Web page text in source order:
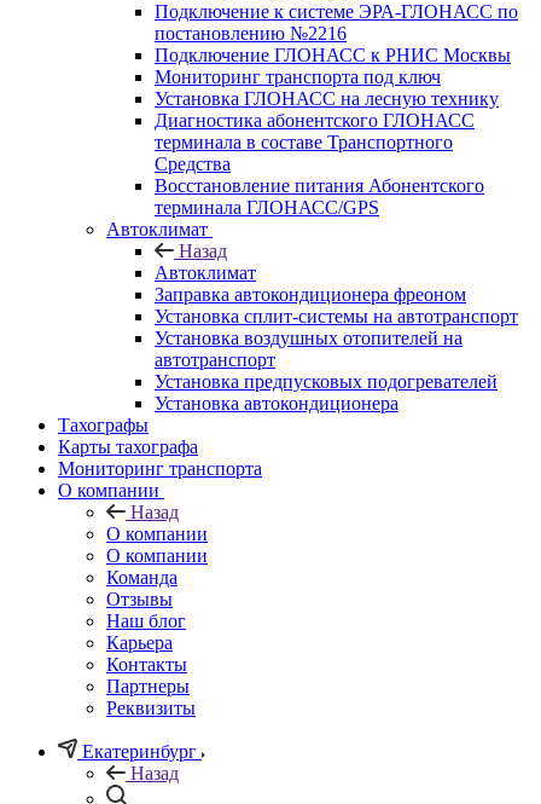
Подключение к системе ЭРА-ГЛОНАСС по
постановлению №2216
Подключение ГЛОНАСС к РНИС Москвы
Мониторинг транспорта под ключ
Установка ГЛОНАСС на лесную технику
Диагностика абонентского ГЛОНАСС
терминала в составе Транспортного
Средства
Восстановление питания Абонентского
терминала ГЛОНАСС/GPS
Автоклимат
Назад
Автоклимат
Заправка автокондиционера фреоном
Установка сплит-системы на автотранспорт
Установка воздушных отопителей на
автотранспорт
Установка предпусковых подогревателей
Установка автокондиционера
Тахографы
Карты тахографа
Мониторинг транспорта
О компании
Назад
О компании
О компании
Команда
Отзывы
Наш блог
Карьера
Контакты
Партнеры
Реквизиты
Екатеринбург
Назад